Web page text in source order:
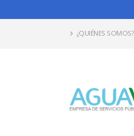
¿QUIÉNES SOMOS?